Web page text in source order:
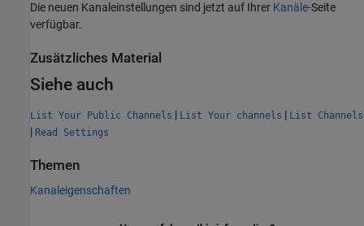
Die neuen Kanaleinstellungen sind jetzt auf Ihrer Kanäle-Seite
verfügbar.
Zusätzliches Material
Siehe auch
List Your Public Channels | List Your channels | List Channels
| Read Settings
Themen
Kanaleigenschaften